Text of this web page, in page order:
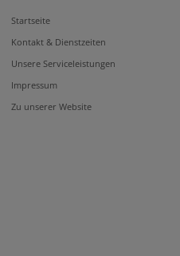
Startseite
Kontakt & Dienstzeiten
Unsere Serviceleistungen
Impressum
Zu unserer Website